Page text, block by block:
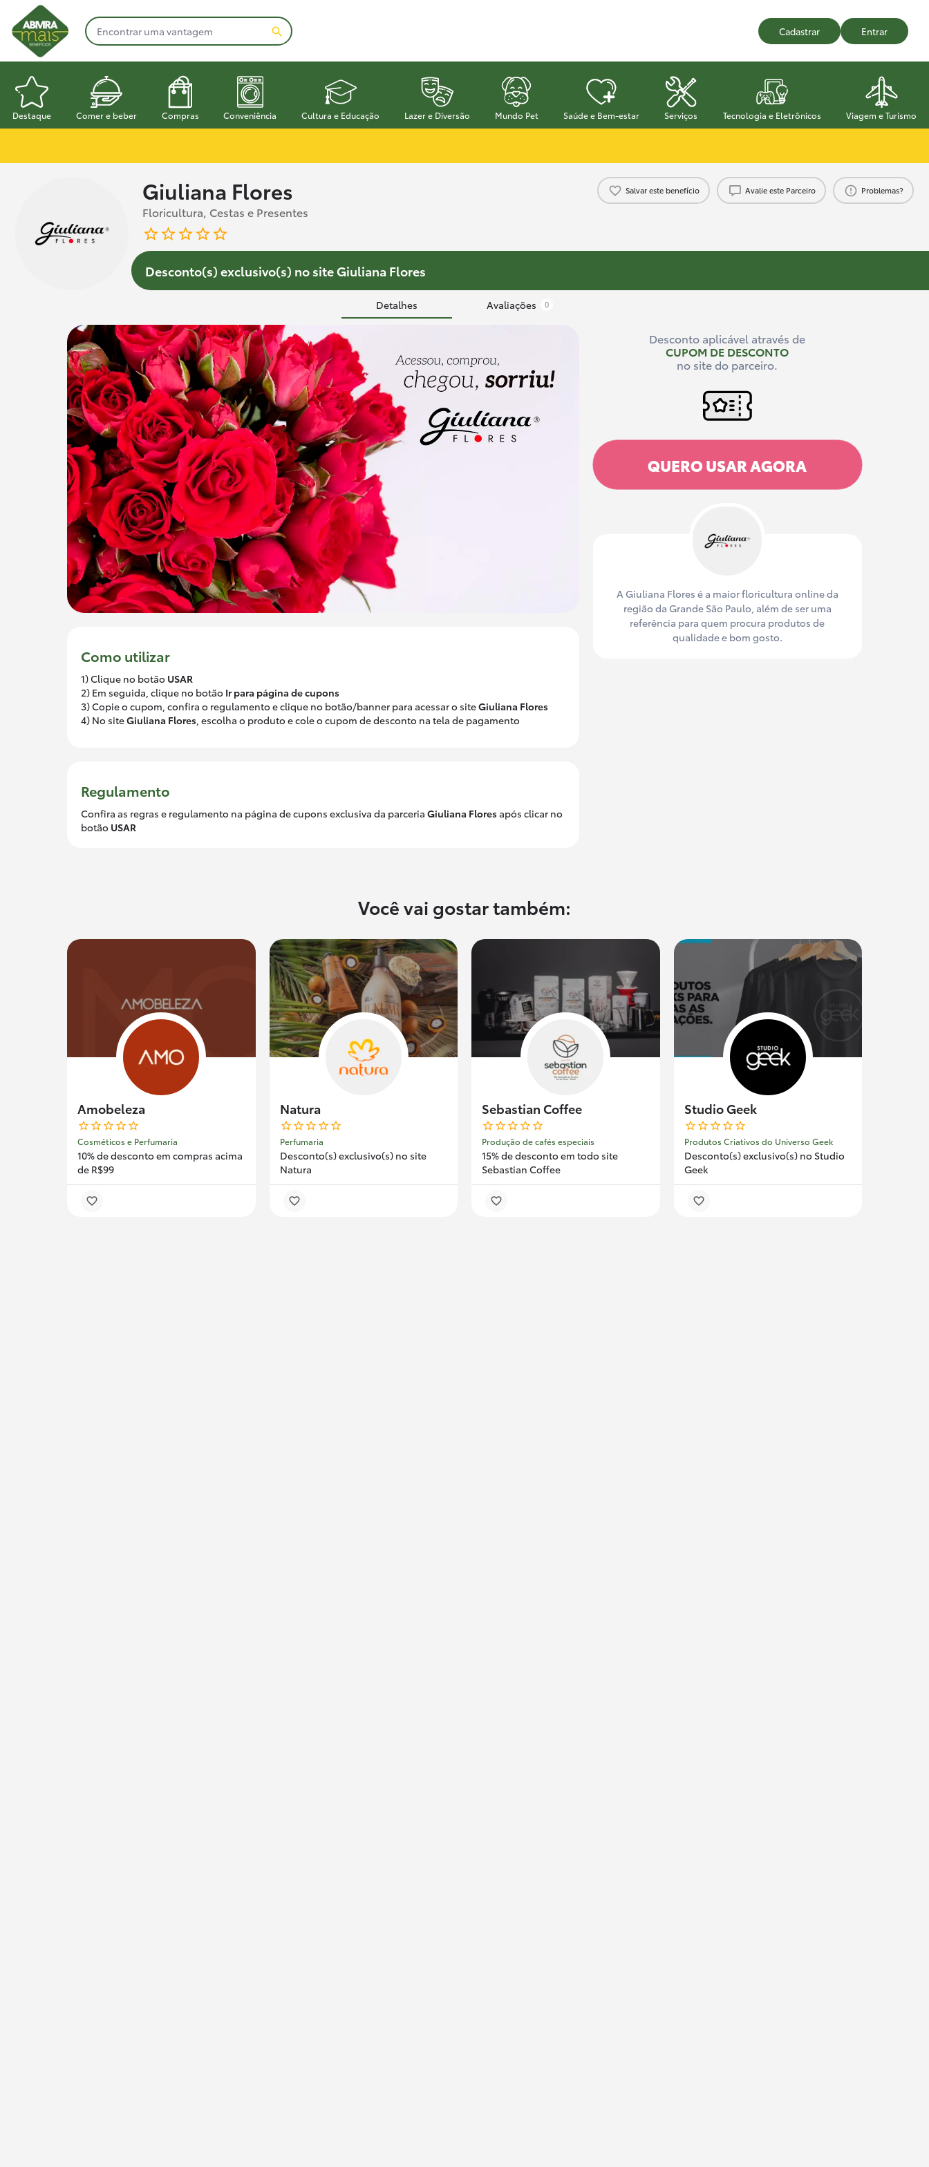
Cadastrar Entrar
Destaque Comer e beber Compras Conveniência Cultura e Educação Lazer e Diversão Mundo Pet Saúde e Bem-estar Serviços Tecnologia e Eletrônicos Viagem e Turismo
Giuliana Flores
Floricultura, Cestas e Presentes
Desconto(s) exclusivo(s) no site Giuliana Flores
Salvar este benefício Avalie este Parceiro Problemas?
Detalhes Avaliações 0
Como utilizar
1) Clique no botão USAR
2) Em seguida, clique no botão Ir para página de cupons
3) Copie o cupom, confira o regulamento e clique no botão/banner para acessar o siteGiuliana Flores
4) No siteGiuliana Flores , escolha o produto e cole o cupom de desconto na tela de pagamento
Regulamento
Confira as regras e regulamento na página de cupons exclusiva da parceria Giuliana Flores após clicar no
botão USAR
Desconto aplicável através de
CUPOM DE DESCONTO
no site do parceiro.
QUERO USAR AGORA
A Giuliana Flores é a maior floricultura online da
região da Grande São Paulo, além de ser uma
referência para quem procura produtos de
qualidade e bom gosto.
Você vai gostar também:
Amobeleza
Cosméticos e Perfumaria
10% de desconto em compras acima
de R$99
Natura
Perfumaria
Desconto(s) exclusivo(s) no site
Natura
Sebastian Coffee
Produção de cafés especiais
15% de desconto em todo site
Sebastian Coffee
Studio Geek
Produtos Criativos do Universo Geek
Desconto(s) exclusivo(s) no Studio
Geek